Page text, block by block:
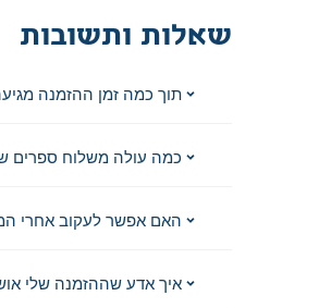
שאלות ותשובות
תוך כמה זמן ההזמנה
כמה עולה משלוח ספרים
האם אפשר לעקוב אחרי
איך אדע שההזמנה שלי